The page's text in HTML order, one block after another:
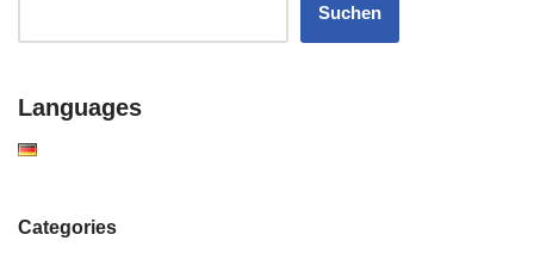
Suchen
Languages
Categories